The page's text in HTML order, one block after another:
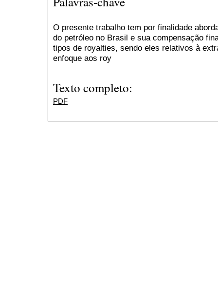
O presente trabalho tem por finalidade
do petróleo no Brasil e sua compensação
tipos de royalties, sendo eles relativos à
enfoque aos roy
Texto completo:
PDF